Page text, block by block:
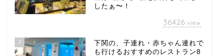
したぁ〜！
36426 view
7
下関の、子連れ・赤ちゃん連れで
も行けるおすすめのレストラン8